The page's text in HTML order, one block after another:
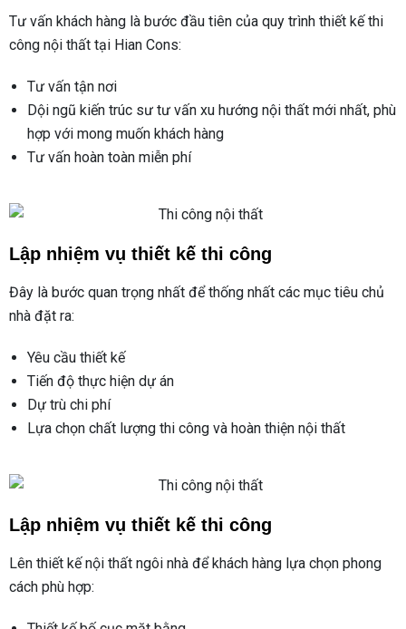
Tư vấn khách hàng là bước đầu tiên của quy trình thiết kế thi
công nội thất tại Hian Cons:
Tư vấn tận nơi
Dội ngũ kiến trúc sư tư vấn xu hướng nội thất mới nhất, phù
hợp với mong muốn khách hàng
Tư vấn hoàn toàn miễn phí
Lập nhiệm vụ thiết kế thi công
Đây là bước quan trọng nhất để thống nhất các mục tiêu chủ
nhà đặt ra:
Yêu cầu thiết kế
Tiến độ thực hiện dự án
Dự trù chi phí
Lựa chọn chất lượng thi công và hoàn thiện nội thất
Lập nhiệm vụ thiết kế thi công
Lên thiết kế nội thất ngôi nhà để khách hàng lựa chọn phong
cách phù hợp: